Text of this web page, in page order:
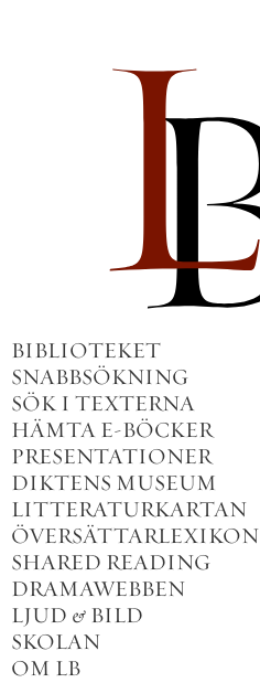
BIBLIOTEKET
SNABBSÖKNING
SÖK I TEXTERNA
HÄMTA E-BÖCKER
PRESENTATIONER
DIKTENS MUSEUM
LITTERATURKARTAN
ÖVERSÄTTARLEXIKON
SHARED READING
DRAMAWEBBEN
LJUD & BILD
SKOLAN
OM LB